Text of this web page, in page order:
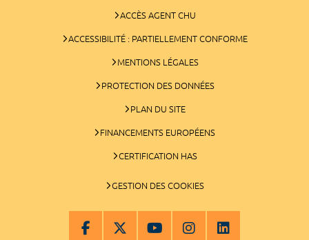
ACCÈS AGENT CHU
ACCESSIBILITÉ : PARTIELLEMENT CONFORME
MENTIONS LÉGALES
PROTECTION DES DONNÉES
PLAN DU SITE
FINANCEMENTS EUROPÉENS
CERTIFICATION HAS
GESTION DES COOKIES